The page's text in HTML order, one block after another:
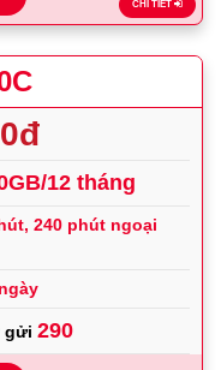
CHI TIẾT
12 tháng
240 phút ngoại
gửi 290